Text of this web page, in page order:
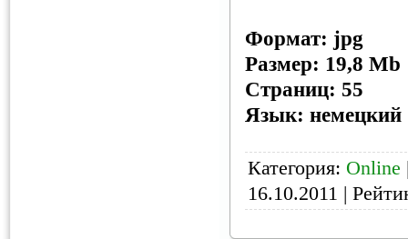
Формат: jpg
Размер: 19,8 Mb
Страниц: 55
Язык: немецкий
Категория: Online
16.10.2011 |